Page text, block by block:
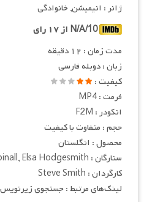
ژانر : انیمیشن, خانوادگی
N/A/10 از ۱۷ رای
مدت زمان : ۱۲ دقیقه
زبان : دوبله فارسی
کیفیت :
فرمت : MP4
انکودر : F2M
حجم : متفاوت با کیفیت
محصول : انگلستان
ستارگان : Stephen Mangan, Tom Aspinall, Elsa Hodgesmith
کارگردان : Steve Smith
لینک‌های مرتبط : جستجوی